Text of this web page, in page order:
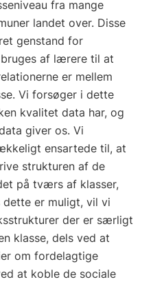
fra mange
landet over. Disse
genstand for
bruges af lærere til at
er mellem
Vi forsøger i dette
kvalitet data har, og
giver os. Vi
ensartede til, at
strukturen af de
på tværs af klasser,
dette er muligt, vil vi
der er særligt
klasse, dels ved at
om fordelagtige
at koble de sociale